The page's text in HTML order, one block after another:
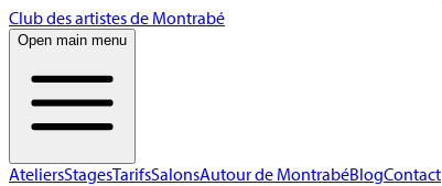
Club des artistes de Montrabé
Open main menu
AteliersStagesTarifsSalonsAutour de MontrabéBlogContact